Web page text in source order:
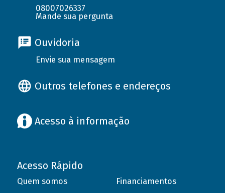
08007026337
Mande sua pergunta
Ouvidoria
Envie sua mensagem
Outros telefones e endereços
Acesso à informação
Acesso Rápido
Quem somos
Financiamentos